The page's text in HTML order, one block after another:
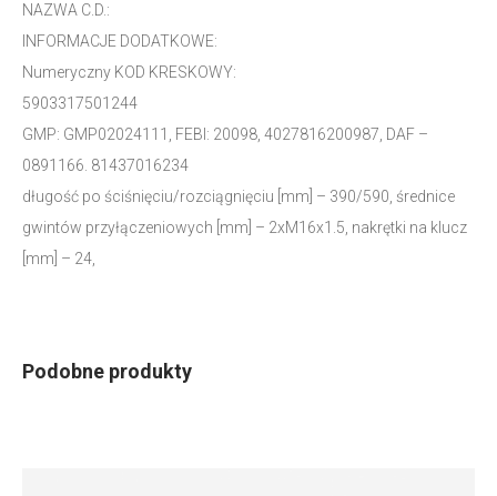
NAZWA C.D.:
INFORMACJE DODATKOWE:
Numeryczny KOD KRESKOWY:
5903317501244
GMP: GMP02024111, FEBI: 20098, 4027816200987, DAF –
0891166. 81437016234
długość po ściśnięciu/rozciągnięciu [mm] – 390/590, średnice
gwintów przyłączeniowych [mm] – 2xM16x1.5, nakrętki na klucz
[mm] – 24,
Podobne produkty